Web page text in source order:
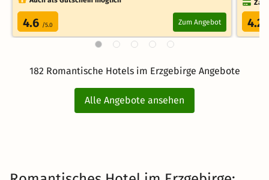
4.6 /5.0 Zum Angebot 4.2
182 Romantische Hotels im Erzgebirge Angebote
Alle Angebote ansehen